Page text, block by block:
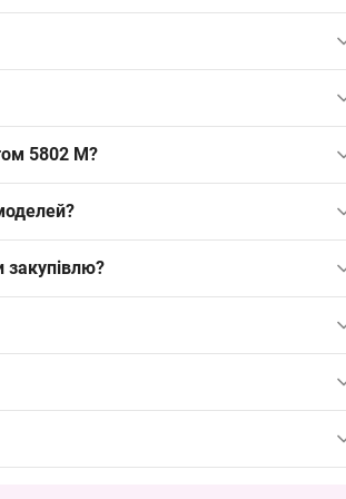
5802 M?
теплідитячі рукавички
середнього сегмента,
закупівлю?